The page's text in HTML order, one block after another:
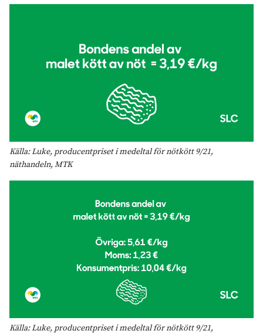
Källa: Luke, producentpriset i medeltal för nötkött 9/21,
näthandeln, MTK
Källa: Luke, producentpriset i medeltal för nötkött 9/21,